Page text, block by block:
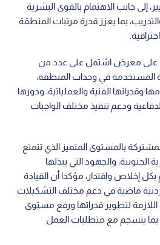
إلى جانب الاهتمام بالقوى البشرية
بما يعزز قدرة مرتبات المنطقة
على معرض اشتمل على عدد من
المستخدمة في وحدات المنطقة،
الفنية والعملياتية، ودورها
ودعم تنفيذ مختلف الواجبات
بالمستوى المتميز الذي تتمتع
والجهود التي يبذلها
إخلاص واقتدار، مؤكدا أن القيادة
ماضية في دعم مختلف التشكيلات
اللازمة لتطوير قدراتها ورفع مستوى
بما ينسجم مع متطلبات العمل